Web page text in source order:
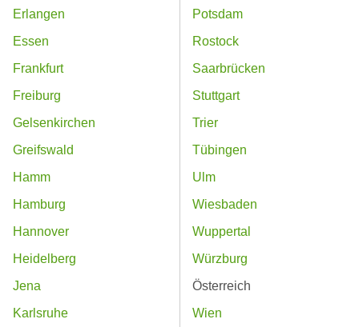
Erlangen
Essen
Frankfurt
Freiburg
Gelsenkirchen
Greifswald
Hamm
Hamburg
Hannover
Heidelberg
Jena
Karlsruhe
Potsdam
Rostock
Saarbrücken
Stuttgart
Trier
Tübingen
Ulm
Wiesbaden
Wuppertal
Würzburg
Österreich
Wien